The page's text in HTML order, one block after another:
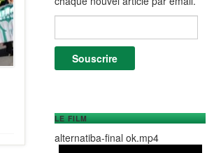
Souscrire
LE FILM
alternatiba-final ok.mp4